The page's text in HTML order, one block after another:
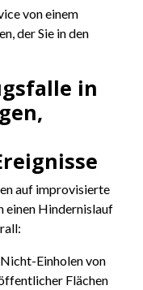
von einem
der Sie in den
in
auf improvisierte
einen Hindernislauf
Einholen von
Flächen